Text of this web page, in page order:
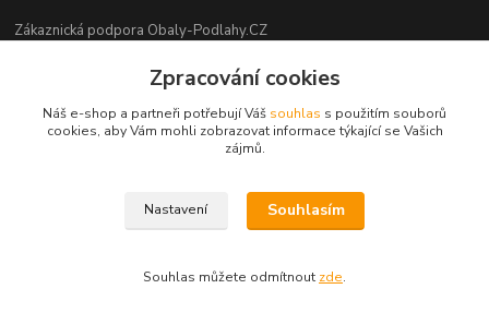
Zákaznická podpora Obaly-Podlahy.CZ
(Po-Pá, 8:00-16:00 hod.)
info@obaly-podlahy.cz
copyright obaly-podlahy.cz - Aleš Podhorský 2021
Zpracování cookies
Náš e-shop a partneři potřebují Váš souhlas s použitím souborů
cookies, aby Vám mohli zobrazovat informace týkající se Vašich
zájmů.
Nastavení Souhlasím
Souhlas můžete odmítnout zde.